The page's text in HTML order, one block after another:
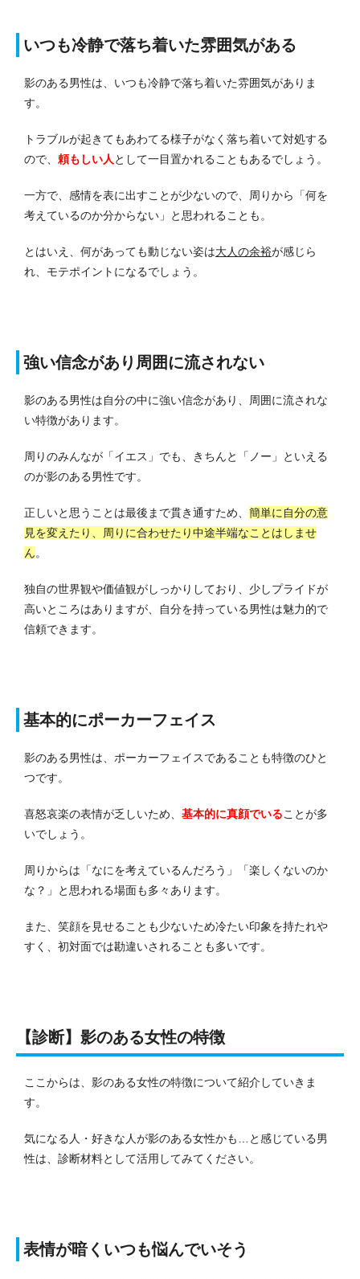
いつも冷静で落ち着いた雰囲気がある
影のある男性は、いつも冷静で落ち着いた雰囲気がありま
す。
トラブルが起きてもあわてる様子がなく落ち着いて対処する
ので、 頼もしい人 として一目置かれることもあるでしょう。
一方で、感情を表に出すことが少ないので、周りから「何を
考えているのか分からない」と思われることも。
とはいえ、何があっても動じない姿は大人の余裕が感じら
れ、モテポイントになるでしょう。
強い信念があり周囲に流されない
影のある男性は自分の中に強い信念があり、周囲に流されな
い特徴があります。
周りのみんなが「イエス」でも、きちんと「ノー」といえる
のが影のある男性です。
正しいと思うことは最後まで貫き通すため、 簡単に自分の意
見を変えたり、周りに合わせたり中途半端なことはしませ
ん。
独自の世界観や価値観がしっかりしており、少しプライドが
高いところはありますが、自分を持っている男性は魅力的で
信頼できます。
基本的にポーカーフェイス
影のある男性は、ポーカーフェイスであることも特徴のひと
つです。
喜怒哀楽の表情が乏しいため、 基本的に真顔でいることが多
いでしょう。
周りからは「なにを考えているんだろう」「楽しくないのか
な？」と思われる場面も多々あります。
また、笑顔を見せることも少ないため冷たい印象を持たれや
すく、初対面では勘違いされることも多いです。
【診断】影のある女性の特徴
ここからは、影のある女性の特徴について紹介していきま
す。
気になる人・好きな人が影のある女性かも…と感じている男
性は、診断材料として活用してみてください。
表情が暗くいつも悩んでいそう